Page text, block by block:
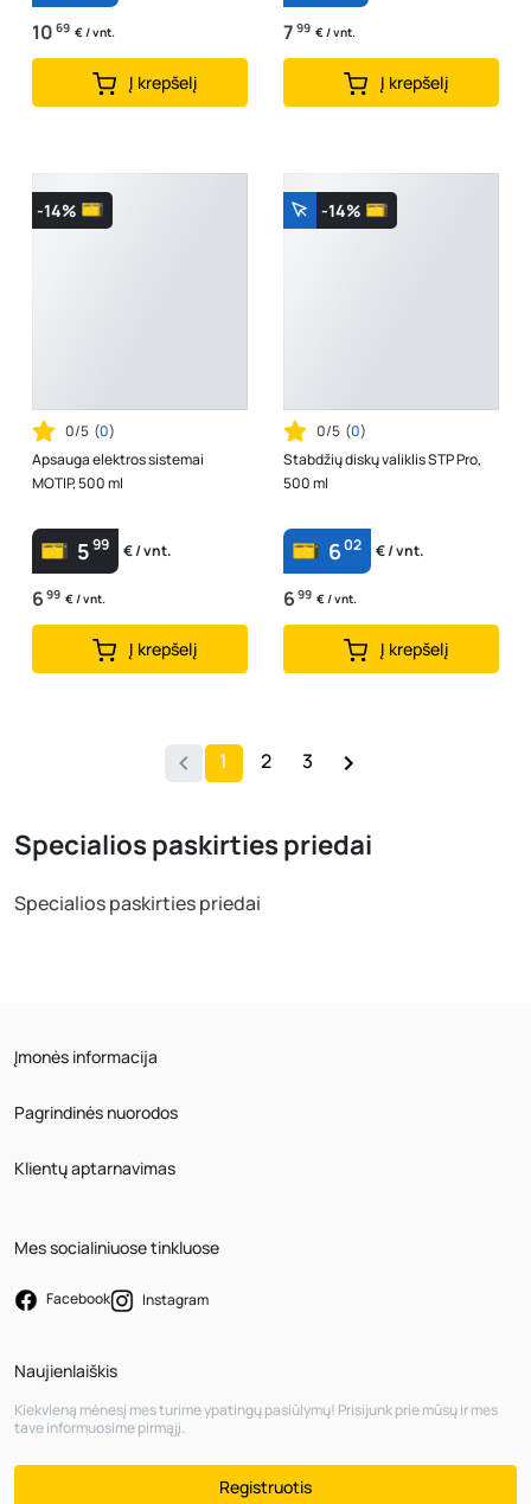
10 69 € / vnt.
Į krepšelį
7 99 € / vnt.
Į krepšelį
-14%
0/5 (0)
Apsauga elektros sistemai
MOTIP, 500 ml
599 € / vnt.
6 99 € / vnt.
Į krepšelį
-14%
0/5 (0)
Stabdžių diskų valiklis STP Pro,
500 ml
602 € / vnt.
6 99 € / vnt.
Į krepšelį
1 2 3
Specialios paskirties priedai
Specialios paskirties priedai
Įmonės informacija
Pagrindinės nuorodos
Klientų aptarnavimas
Mes socialiniuose tinkluose
Facebook Instagram
Naujienlaiškis
Kiekvieną mėnesį mes turime ypatingų pasiūlymų! Prisijunk prie mūsų ir mes
tave informuosime pirmąjį.
Registruotis